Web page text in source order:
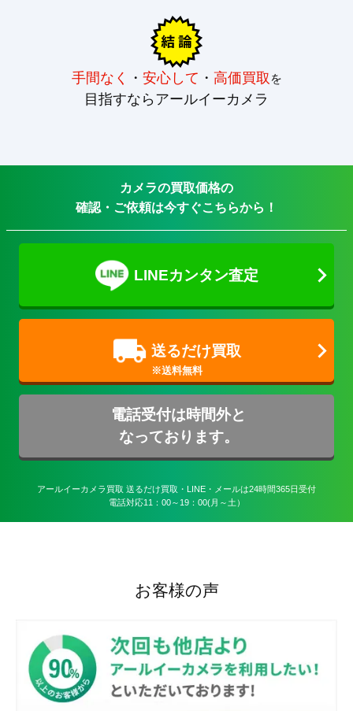
手間なく ・ 安心して ・ 高価買取 を
目指すならアールイーカメラ
カメラの買取価格の
確認・ご依頼は今すぐこちらから！
LINEカンタン査定
送るだけ買取
電話受付は時間外と
なっております。
アールイーカメラ買取 送るだけ買取・LINE・メールは24時間365日受付
電話対応11：00～19：00(月～土）
お客様の声